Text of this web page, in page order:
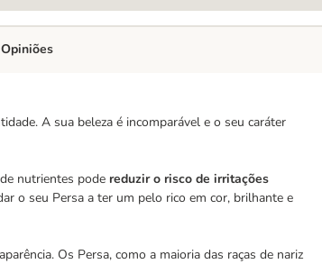
A sua beleza é incomparável e o seu caráter
nutrientes pode reduzir o risco de irritações
o seu Persa a ter um pelo rico em cor, brilhante e
Os Persa, como a maioria das raças de nariz
Opiniões